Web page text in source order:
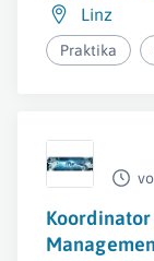
Linz
Praktika